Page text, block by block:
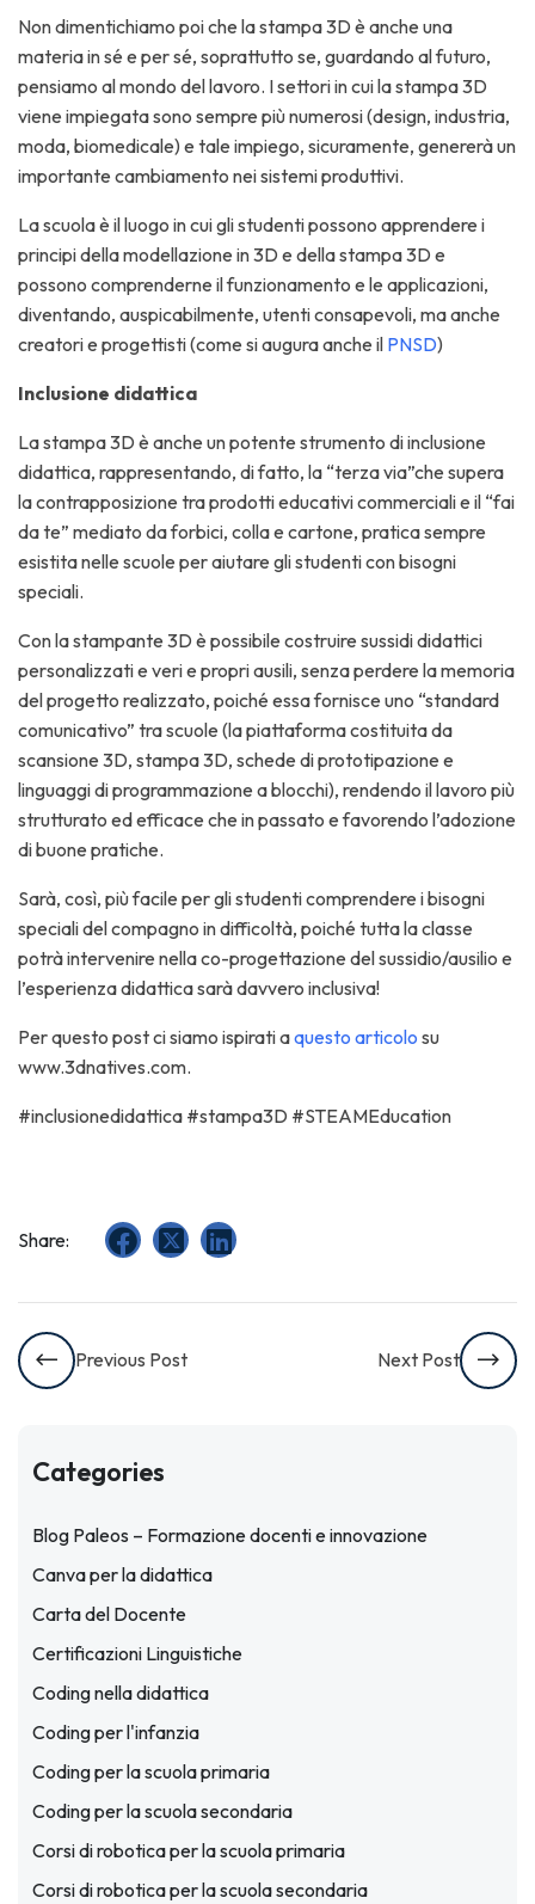
Non dimentichiamo poi che la stampa 3D è anche una
materia in sé e per sé, soprattutto se, guardando al futuro,
pensiamo al mondo del lavoro. I settori in cui la stampa 3D
viene impiegata sono sempre più numerosi (design, industria,
moda, biomedicale) e tale impiego, sicuramente, genererà un
importante cambiamento nei sistemi produttivi.
La scuola è il luogo in cui gli studenti possono apprendere i
principi della modellazione in 3D e della stampa 3D e
possono comprenderne il funzionamento e le applicazioni,
diventando, auspicabilmente, utenti consapevoli, ma anche
creatori e progettisti (come si augura anche il PNSD)
Inclusione didattica
La stampa 3D è anche un potente strumento di inclusione
didattica, rappresentando, di fatto, la “terza via”che supera
la contrapposizione tra prodotti educativi commerciali e il “fai
da te” mediato da forbici, colla e cartone, pratica sempre
esistita nelle scuole per aiutare gli studenti con bisogni
speciali.
Con la stampante 3D è possibile costruire sussidi didattici
personalizzati e veri e propri ausili, senza perdere la memoria
del progetto realizzato, poiché essa fornisce uno “standard
comunicativo” tra scuole (la piattaforma costituita da
scansione 3D, stampa 3D, schede di prototipazione e
linguaggi di programmazione a blocchi), rendendo il lavoro più
strutturato ed efficace che in passato e favorendo l’adozione
di buone pratiche.
Sarà, così, più facile per gli studenti comprendere i bisogni
speciali del compagno in difficoltà, poiché tutta la classe
potrà intervenire nella co-progettazione del sussidio/ausilio e
l’esperienza didattica sarà davvero inclusiva!
Per questo post ci siamo ispirati aquesto articolo su
www.3dnatives.com.
#inclusionedidattica #stampa3D #STEAMEducation
Share:
Previous Post Next Post
Categories
Blog Paleos – Formazione docenti e innovazione
Canva per la didattica
Carta del Docente
Certificazioni Linguistiche
Coding nella didattica
Coding per l'infanzia
Coding per la scuola primaria
Coding per la scuola secondaria
Corsi di robotica per la scuola primaria
Corsi di robotica per la scuola secondaria